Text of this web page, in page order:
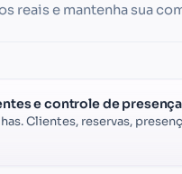
reais e mantenha sua
e controle de presença
Clientes, reservas,